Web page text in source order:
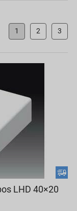
1 2 3
LHD 40×20